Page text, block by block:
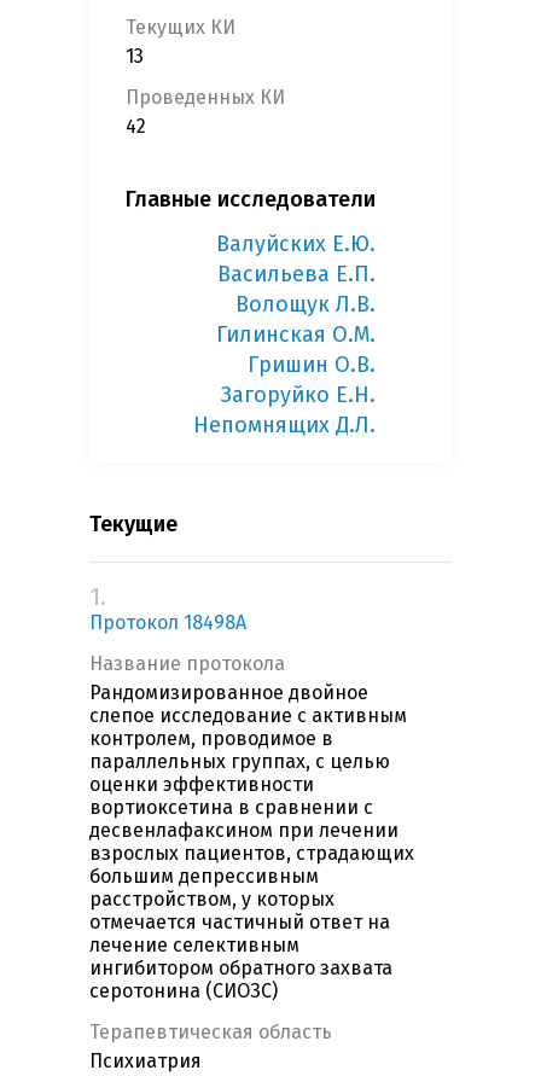
Текущих КИ
13
Проведенных КИ
42
Главные исследователи
Валуйских Е.Ю.
Васильева Е.П.
Волощук Л.В.
Гилинская О.М.
Гришин О.В.
Загоруйко Е.Н.
Непомнящих Д.Л.
Текущие
1.
Протокол 18498A
Название протокола
Рандомизированное двойное
слепое исследование с активным
контролем, проводимое в
параллельных группах, с целью
оценки эффективности
вортиоксетина в сравнении с
десвенлафаксином при лечении
взрослых пациентов, страдающих
большим депрессивным
расстройством, у которых
отмечается частичный ответ на
лечение селективным
ингибитором обратного захвата
серотонина (СИОЗС)
Терапевтическая область
Психиатрия